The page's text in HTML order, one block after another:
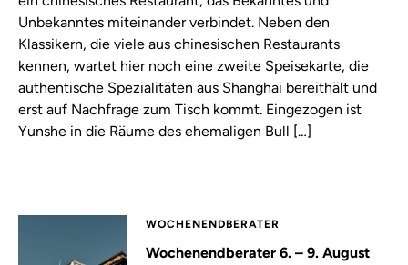
Unbekanntes miteinander verbindet. Neben den
Klassikern, die viele aus chinesischen Restaurants
kennen, wartet hier noch eine zweite Speisekarte, die
authentische Spezialitäten aus Shanghai bereithält und
erst auf Nachfrage zum Tisch kommt. Eingezogen ist
Yunshe in die Räume des ehemaligen Bull […]
WOCHENENDBERATER
Wochenendberater 6. – 9. August